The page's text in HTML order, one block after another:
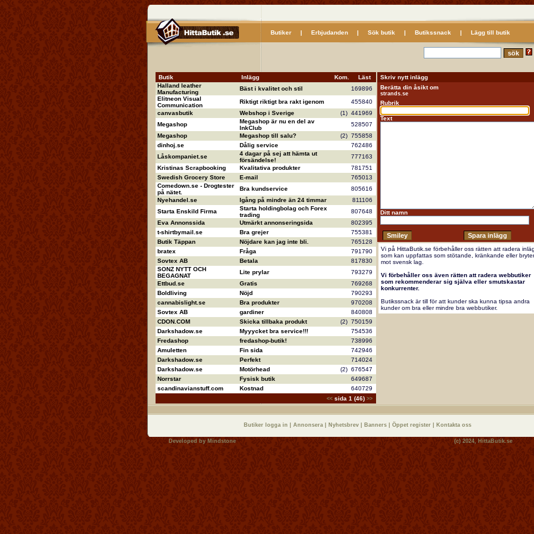
Butiker| Erbjudanden| Sök butik | Butikssnack | Lägg till butik
Butik Inlägg Kom.
Läst
Halland leather
Manufacturing
Bäst i kvalitet och stil
169896
Elitneon Visual
Communication
Riktigt riktigt bra rakt igenom
455840
canvasbutik
Webshop i Sverige (1) 441969
Megashop
Megashop är nu en del av
InkClub
528507
Megashop
Megashop till salu? (2) 755858
dinhoj.se
Dålig service
762486
Låskompaniet.se
4 dagar på sej att hämta ut
försändelse!
777163
Kristinas Scrapbooking
Kvalitativa produkter
781751
Swedish Grocery Store
E-mail
765013
Comedown.se - Drogtester
på nätet.
Bra kundservice
805616
Nyehandel.se
Igång på mindre än 24 timmar
811106
Starta Enskild Firma
Starta holdingbolag och Forex
trading
807648
Eva Annonssida
Utmärkt annonseringsida
802395
t-shirtbymail.se
Bra grejer
755381
Butik Täppan
Nöjdare kan jag inte bli.
765128
bratex
Fråga
791790
Sovtex AB
Betala
817830
SONZ NYTT OCH
BEGAGNAT
Lite prylar
793279
Ettbud.se
Gratis
769268
Boldliving
Nöjd
790293
cannabislight.se
Bra produkter
970208
Sovtex AB
gardiner
840808
CDON.COM
Skicka tillbaka produkt (2) 750159
Darkshadow.se
Myyycket bra service!!!
754536
Fredashop
fredashop-butik!
738996
Amuletten
Fin sida
742946
Darkshadow.se
Perfekt
714024
Darkshadow.se
Motörhead (2) 676547
Norrstar
Fysisk butik
649687
scandinavianstuff.com
Kostnad 640729
<< sida 1 (46) >>
Skriv nytt inlägg
Berätta din åsikt om
strands.se
Rubrik
Text
Ditt namn
Vi på HittaButik.se förbehåller oss rätten att radera
som kan uppfattas som stötande, kränkande eller bryter
mot svensk lag.
Vi förbehåller oss även rätten att radera webbutiker
som rekommenderar sig själva eller smutskastar
konkurrenter.
Butikssnack är till för att kunder ska kunna tipsa andra
kunder om bra eller mindre bra webbutiker.
Butiker logga in Annonsera Nyhetsbrev Banners Öppet register Kontakta oss
Developed by Mindstone (c) 2024, HittaButik.se